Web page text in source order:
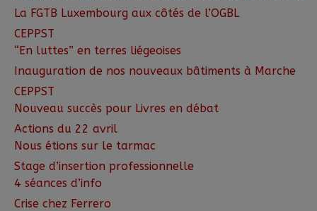
La FGTB Luxembourg aux côtés de l’OGBL
CEPPST
“En luttes” en terres liégeoises
Inauguration de nos nouveaux bâtiments à Marche
CEPPST
Nouveau succès pour Livres en débat
Actions du 22 avril
Nous étions sur le tarmac
Stage d’insertion professionnelle
4 séances d’info
Crise chez Ferrero